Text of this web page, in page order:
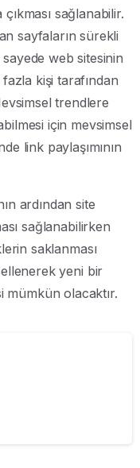
sağlanabilir.
sayfaların sürekli
web sitesinin
kişi tarafından
trendlere
için mevsimsel
link paylaşımının
ardından site
sağlanabilirken
saklanması
yeni bir
mümkün olacaktır.